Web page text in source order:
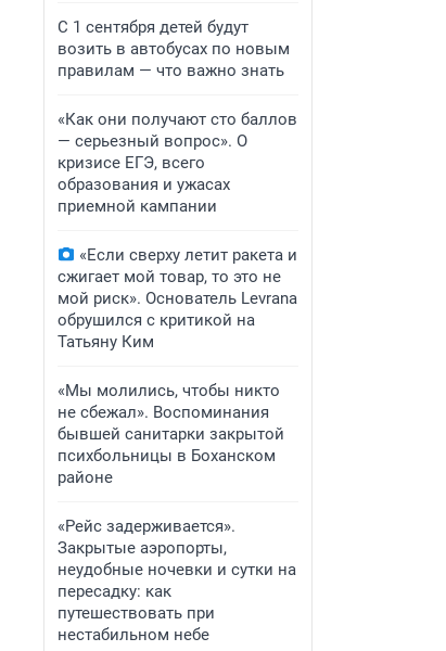
С 1 сентября детей будут
возить в автобусах по новым
правилам — что важно знать
«Как они получают сто баллов
— серьезный вопрос». О
кризисе ЕГЭ, всего
образования и ужасах
приемной кампании
«Если сверху летит ракета и
сжигает мой товар, то это не
мой риск». Основатель Levrana
обрушился с критикой на
Татьяну Ким
«Мы молились, чтобы никто
не сбежал». Воспоминания
бывшей санитарки закрытой
психбольницы в Боханском
районе
«Рейс задерживается».
Закрытые аэропорты,
неудобные ночевки и сутки на
пересадку: как
путешествовать при
нестабильном небе